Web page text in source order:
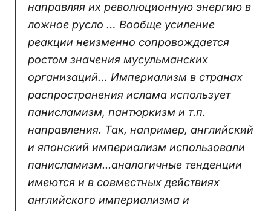
направляя их революционную энергию в
ложное русло … Вообще усиление
реакции неизменно сопровождается
ростом значения мусульманских
организаций… Империализм в странах
распространения ислама использует
панисламизм, пантюркизм и т.п.
направления. Так, например, английский
и японский империализм использовали
панисламизм...аналогичные тенденции
имеются и в совместных действиях
английского империализма и